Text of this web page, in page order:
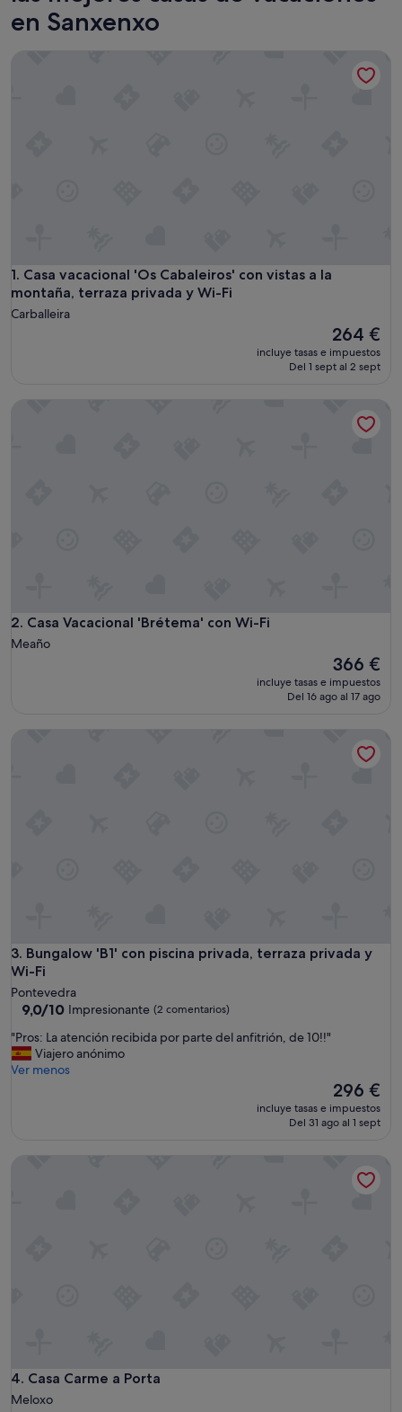
en Sanxenxo
1. Casa vacacional 'Os Cabaleiros' con vistas a la
montaña, terraza privada y Wi-Fi
Casa vacacional 'Os Cabaleiros' con vistas a la montaña,
Carballeira
El
actual
264 €
incluye tasas e impuestos
Del 1 sept al 2 sept
Casa vacacional 'Os Cabaleiros' con vistas a la montaña,
2. Casa Vacacional 'Brétema' con Wi-Fi
Casa Vacacional 'Brétema' con Wi-Fi
Meaño
El
precio
actual
366 €
incluye tasas e impuestos
Del 16 ago al 17 ago
3. Bungalow 'B1' con piscina privada, terraza privada y
Wi-Fi
Bungalow 'B1' con piscina privada, terraza privada y Wi-Fi
Pontevedra
9.0
10,
Impresionante,
(2 comentarios)
9,0/10 Impresionante (2 comentarios)
"
P
r
i
d
a
"Pros: La atención recibida por parte del anfitrión, de 10!!"
Viajero anónimo
Ver menos
El
precio
actual
296 €
incluye tasas e impuestos
Del 31 ago al 1 sept
4. Casa Carme a Porta
Casa Carme a Porta
Meloxo